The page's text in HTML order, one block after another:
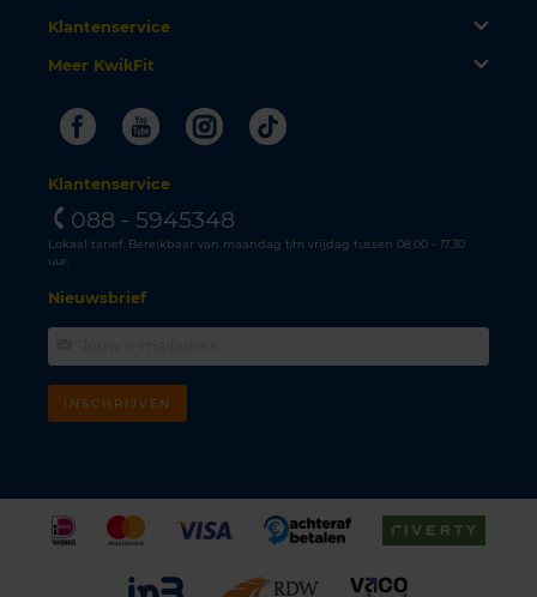
Klantenservice
Meer KwikFit
FacebookYoutubeInstagram
Tiktok
Klantenservice
088 - 5945348
Lokaal tarief. Bereikbaar van maandag t/m vrijdag tussen 08.00 - 17.30
uur.
Nieuwsbrief
INSCHRIJVEN